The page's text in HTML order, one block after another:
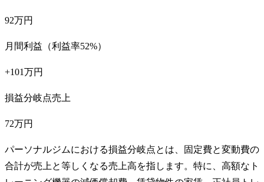
92万円
月間利益（利益率52%）
+101万円
損益分岐点売上
72万円
パーソナルジムにおける損益分岐点とは、固定費と変動費の
合計が売上と等しくなる売上高を指します。特に、高額なト